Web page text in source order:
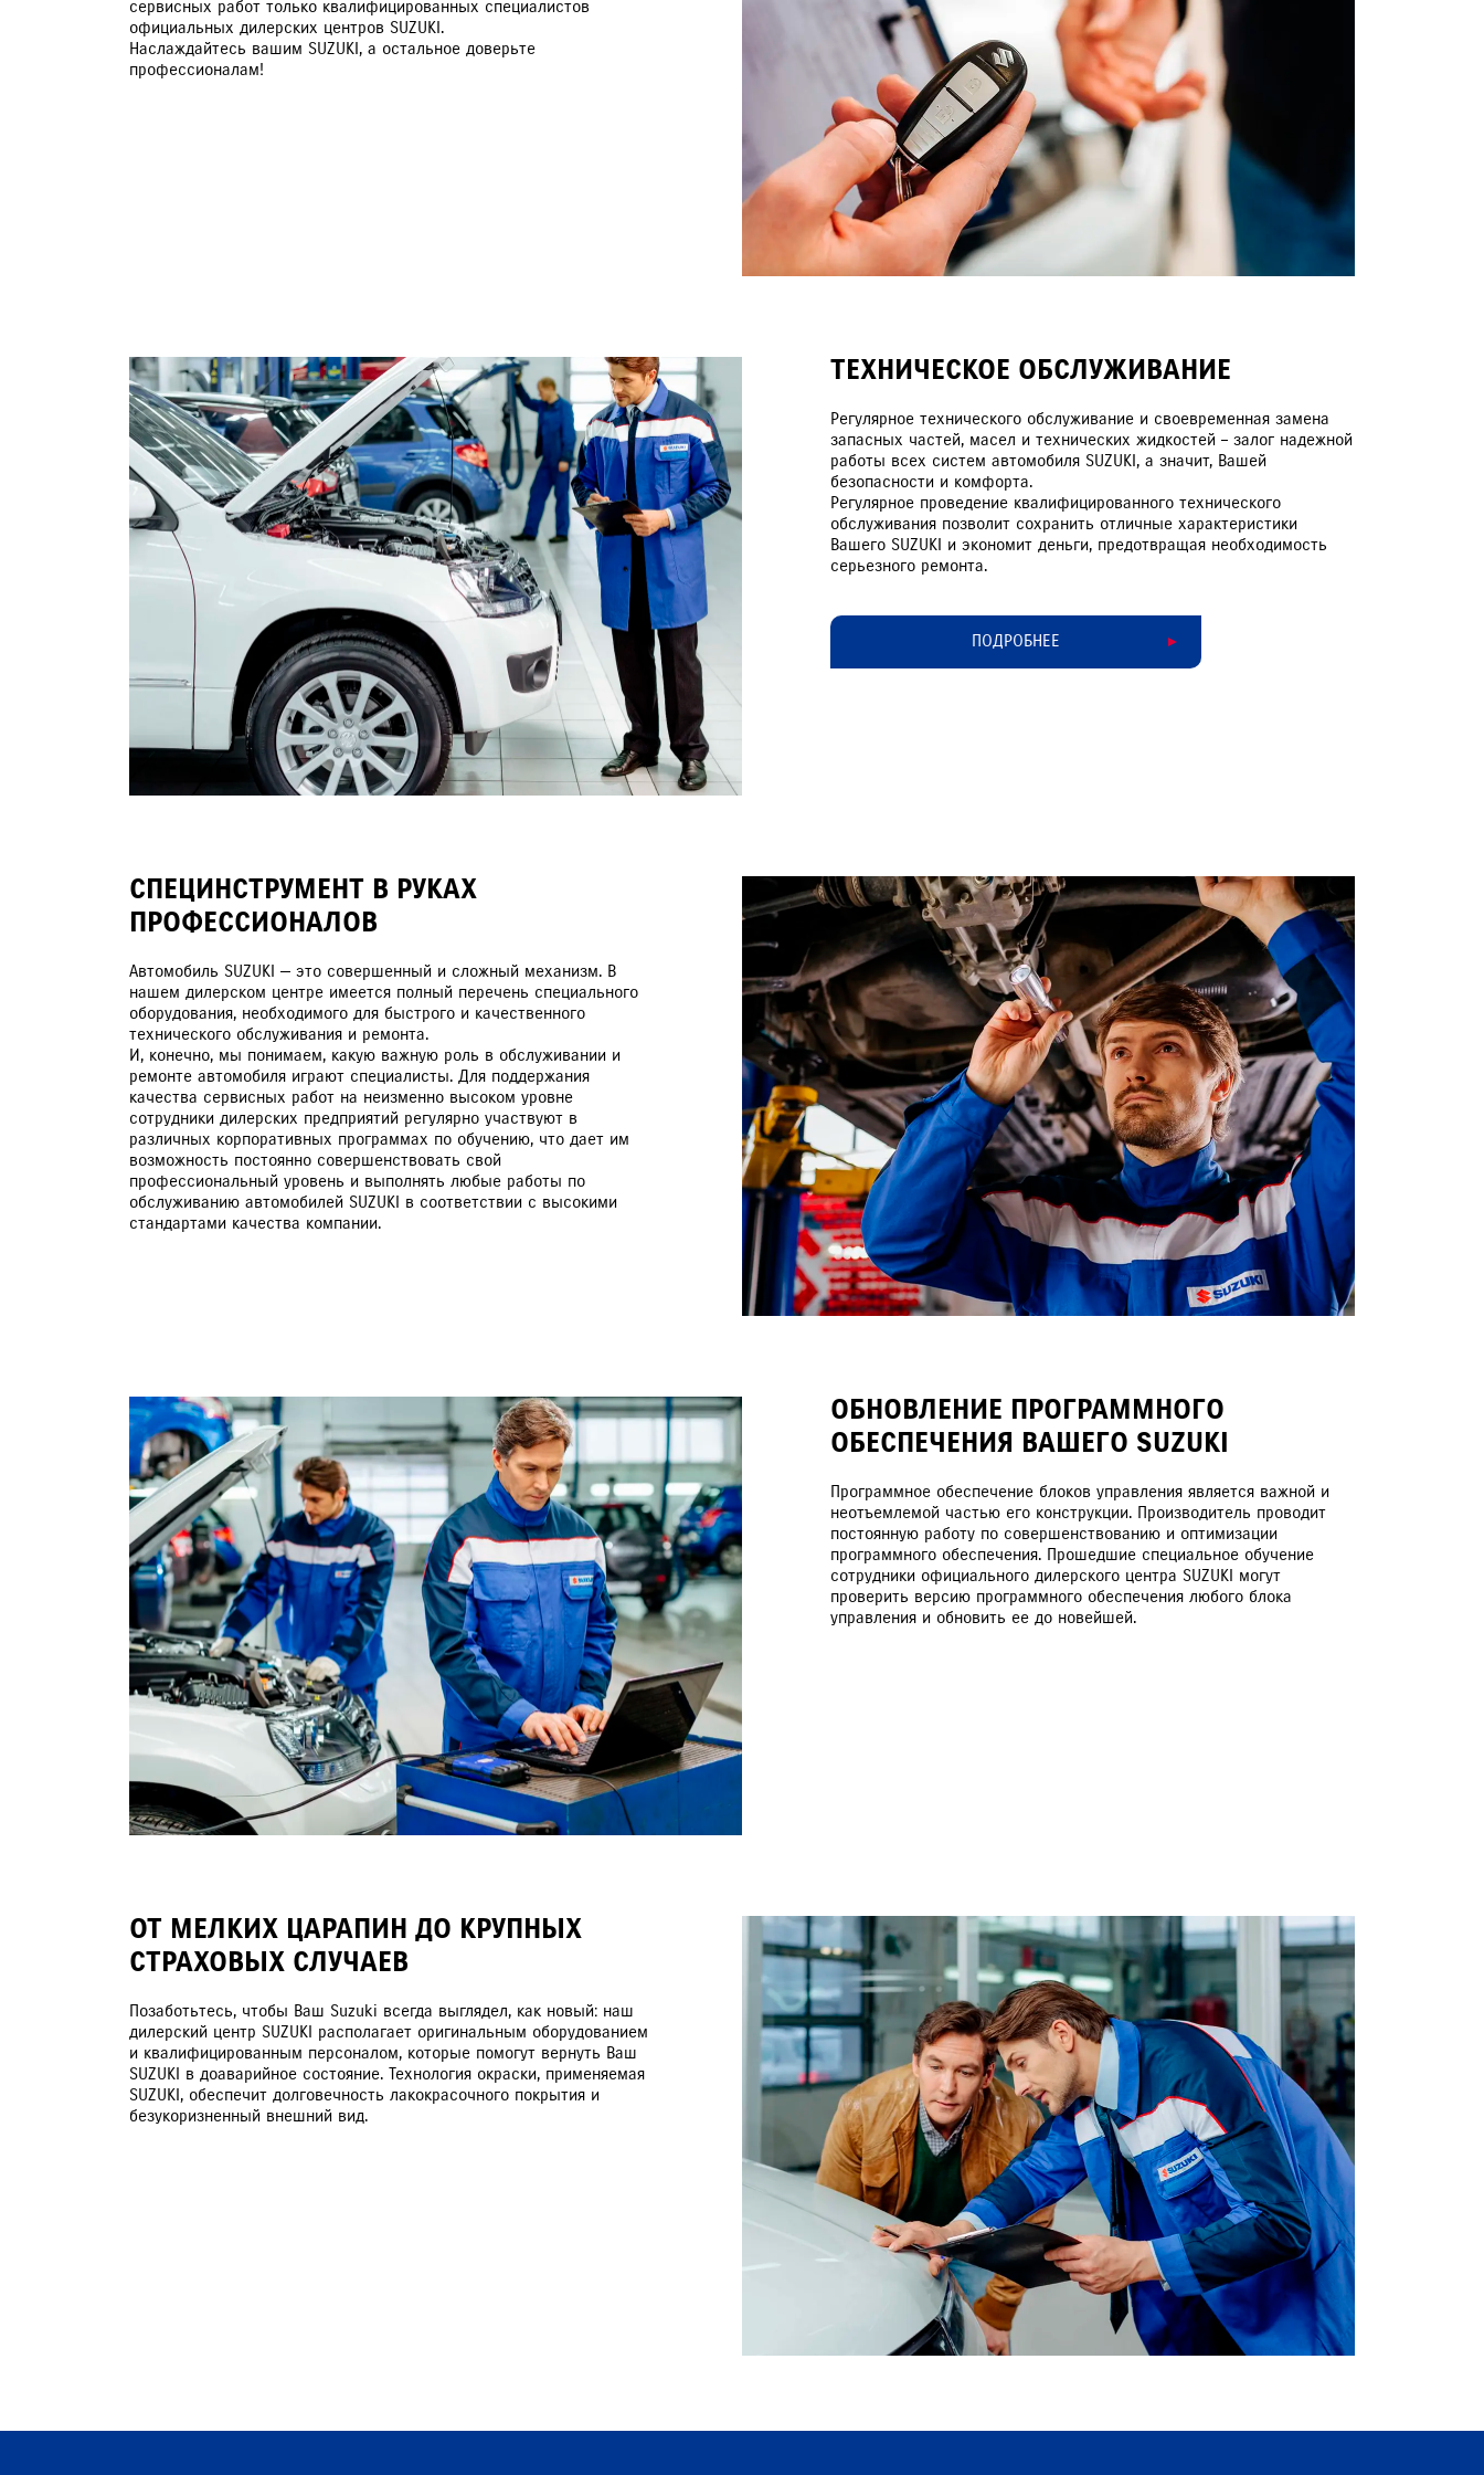
JIMNY
ЗАПИСЬ НА ТО СЕРВИСНЫЕ КАМПАНИИ
сервисных работ только квалифицированных специалистов
официальных дилерских центров SUZUKI.
Наслаждайтесь вашим SUZUKI, а остальное доверьте
профессионалам!
ТЕХНИЧЕСКОЕ ОБСЛУЖИВАНИЕ
Регулярное технического обслуживание и своевременная замена
запасных частей, масел и технических жидкостей – залог надежной
работы всех систем автомобиля SUZUKI, а значит, Вашей
безопасности и комфорта.
Регулярное проведение квалифицированного технического
обслуживания позволит сохранить отличные характеристики
Вашего SUZUKI и экономит деньги, предотвращая необходимость
серьезного ремонта.
ПОДРОБНЕЕ
СПЕЦИНСТРУМЕНТ В РУКАХ
ПРОФЕССИОНАЛОВ
Автомобиль SUZUKI — это совершенный и сложный механизм. В
нашем дилерском центре имеется полный перечень специального
оборудования, необходимого для быстрого и качественного
технического обслуживания и ремонта.
И, конечно, мы понимаем, какую важную роль в обслуживании и
ремонте автомобиля играют специалисты. Для поддержания
качества сервисных работ на неизменно высоком уровне
сотрудники дилерских предприятий регулярно участвуют в
различных корпоративных программах по обучению, что дает им
возможность постоянно совершенствовать свой
профессиональный уровень и выполнять любые работы по
обслуживанию автомобилей SUZUKI в соответствии с высокими
стандартами качества компании.
ОБНОВЛЕНИЕ ПРОГРАММНОГО
ОБЕСПЕЧЕНИЯ ВАШЕГО SUZUKI
Программное обеспечение блоков управления является важной и
неотъемлемой частью его конструкции. Производитель проводит
постоянную работу по совершенствованию и оптимизации
программного обеспечения. Прошедшие специальное обучение
сотрудники официального дилерского центра SUZUKI могут
проверить версию программного обеспечения любого блока
управления и обновить ее до новейшей.
ОТ МЕЛКИХ ЦАРАПИН ДО КРУПНЫХ
СТРАХОВЫХ СЛУЧАЕВ
Позаботьтесь, чтобы Ваш Suzuki всегда выглядел, как новый: наш
дилерский центр SUZUKI располагает оригинальным оборудованием
и квалифицированным персоналом, которые помогут вернуть Ваш
SUZUKI в доаварийное состояние. Технология окраски, применяемая
SUZUKI, обеспечит долговечность лакокрасочного покрытия и
безукоризненный внешний вид.